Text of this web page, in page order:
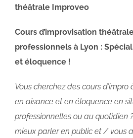
théâtrale Improveo
Cours d’improvisation
professionnels à Lyon :
et éloquence !
Vous cherchez des cours
en aisance et en éloquence en
professionnelles ou au quotidien
mieux parler en public et / vous